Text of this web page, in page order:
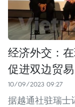
经济外交：
促进双边贸
10/09/2023 09:27
据越通社驻瑞士